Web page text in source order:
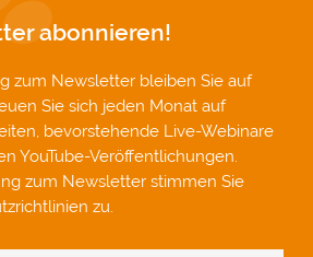
abonnieren!
zum Newsletter bleiben Sie auf
Sie sich jeden Monat auf
bevorstehende Live-Webinare
YouTube-Veröffentlichungen.
zum Newsletter stimmen Sie
zu.